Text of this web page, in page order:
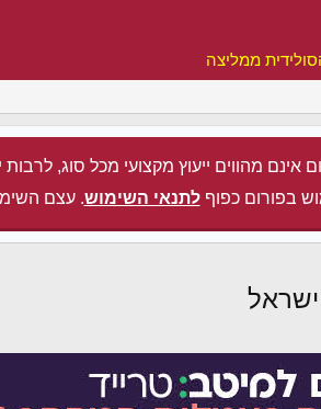
ממליצה
אינם מהווים ייעוץ מקצועי מכל סוג,
בפורום כפוףלתנאי השימוש. עצם